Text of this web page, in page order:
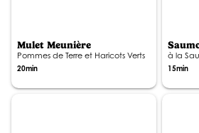
Mulet Meunière
Pommes de Terre et Haricots Verts
20min
à la
15min